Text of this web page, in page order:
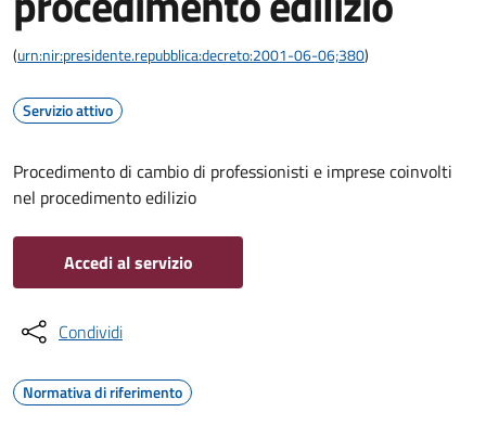
(urn:nir:presidente.repubblica:decreto:2001-06-06;380)
Servizio attivo
Procedimento di cambio di professionisti e imprese coinvolti
nel procedimento edilizio
Accedi al servizio
Condividi
Normativa di riferimento